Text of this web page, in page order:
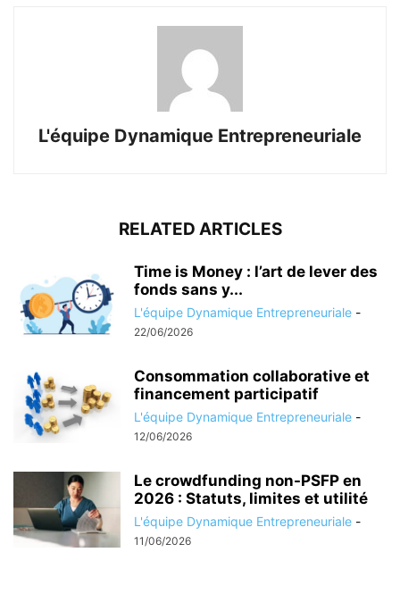
L'équipe Dynamique Entrepreneuriale
RELATED ARTICLES
Time is Money : l’art de lever des
fonds sans y...
L'équipe Dynamique Entrepreneuriale -
22/06/2026
Consommation collaborative et
financement participatif
L'équipe Dynamique Entrepreneuriale -
12/06/2026
Le crowdfunding non-PSFP en
2026 : Statuts, limites et utilité
L'équipe Dynamique Entrepreneuriale -
11/06/2026